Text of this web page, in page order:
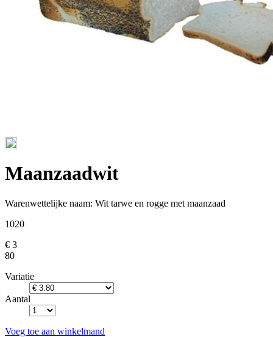
Maanzaadwit
Warenwettelijke naam: Wit tarwe en rogge met maanzaad
1020
€ 3
80
Variatie
Aantal
Voeg toe aan winkelmand